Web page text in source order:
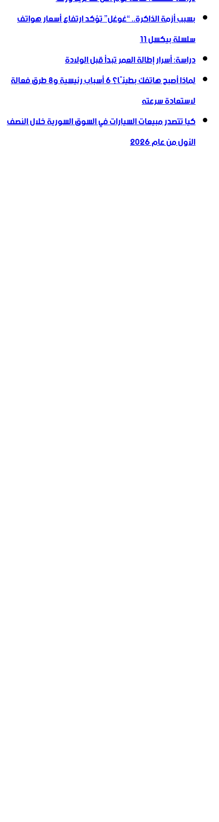
بسبب أزمة الذاكرة.. “غوغل” تؤكد ارتفاع أسعار هواتف
سلسلة بيكسل 11
دراسة: أسرار إطالة العمر تبدأ قبل الولادة
لماذا أصبح هاتفك بطيئًا؟ 6 أسباب رئيسية و8 طرق فعالة
لاستعادة سرعته
كيا تتصدر مبيعات السيارات في السوق السورية خلال النصف
الأول من عام 2026